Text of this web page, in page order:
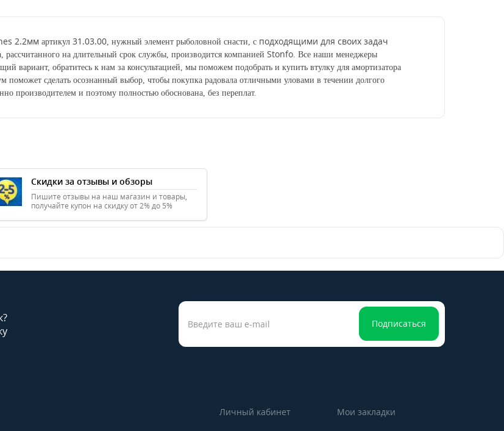
2.2мм артикул 31.03.00, нужный элемент рыболовной снасти, с подходящими для своих задач
на длительный срок службы, производится компанией Stonfo. Все наши менеджеры
вариант, обратитесь к нам за консультацией, мы поможем подобрать и купить втулку для амортизатора
поможет сделать осознанный выбор, чтобы покупка радовала отличными уловами в течении долгого
производителем и поэтому полностью обоснована, без переплат.
Скидки за отзывы и обзоры
Пишите отзывы на наш магазин и товары,
получайте купон на скидку от 2% до 5%
Подписаться
Личный кабинет Мои закладки